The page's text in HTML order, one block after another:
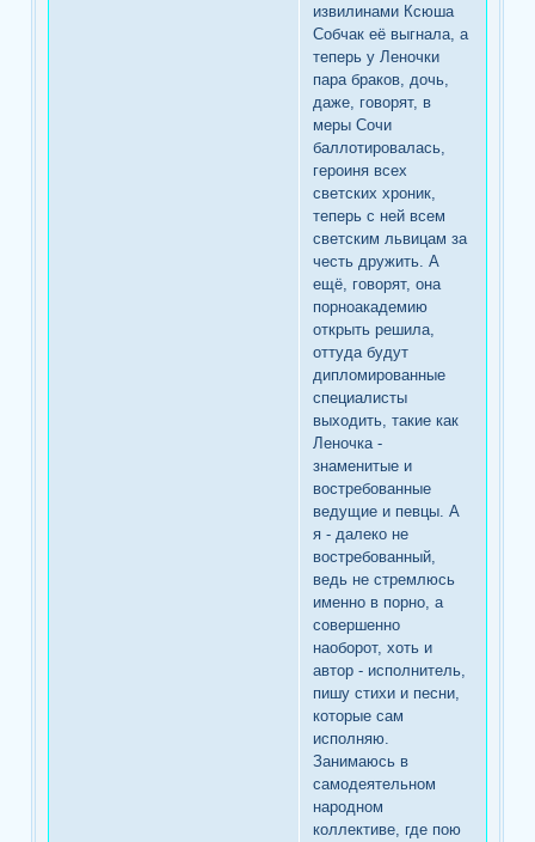
извилинами Ксюша
Собчак её выгнала, а
теперь у Леночки
пара браков, дочь,
даже, говорят, в
меры Сочи
баллотировалась,
героиня всех
светских хроник,
теперь с ней всем
светским львицам за
честь дружить. А
ещё, говорят, она
порноакадемию
открыть решила,
оттуда будут
дипломированные
специалисты
выходить, такие как
Леночка -
знаменитые и
востребованные
ведущие и певцы. А
я - далеко не
востребованный,
ведь не стремлюсь
именно в порно, а
совершенно
наоборот, хоть и
автор - исполнитель,
пишу стихи и песни,
которые сам
исполняю.
Занимаюсь в
самодеятельном
народном
коллективе, где пою